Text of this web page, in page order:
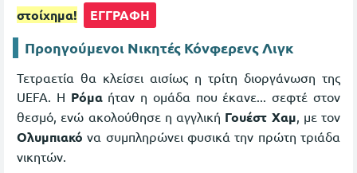
στοίχημα!
ΕΓΓΡΑΦΗ
Προηγούμενοι Νικητές Κόνφερενς Λιγκ
Τετραετία θα κλείσει αισίως η τρίτη διοργάνωση της
UEFA. Η Ρόμαήταν η ομάδα που έκανε... σεφτέ στον
θεσμό, ενώ ακολούθησε η αγγλική Γουέστ Χαμ, με τον
Ολυμπιακό να συμπληρώνει φυσικά την πρώτη τριάδα
νικητών.